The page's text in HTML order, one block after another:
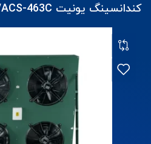
کندانسینگ یونیت 6GE-40Y-40P/ACS-463C آسه